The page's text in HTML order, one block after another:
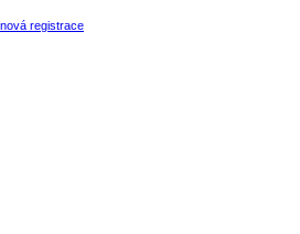
nová registrace